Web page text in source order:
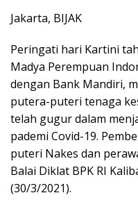
Jakarta, BIJAK
Peringati hari Kartini
Madya Perempuan
dengan Bank Mandiri,
putera-puteri tenaga
telah gugur dalam
pademi Covid-19.
puteri Nakes dan
Balai Diklat BPK RI
(30/3/2021).